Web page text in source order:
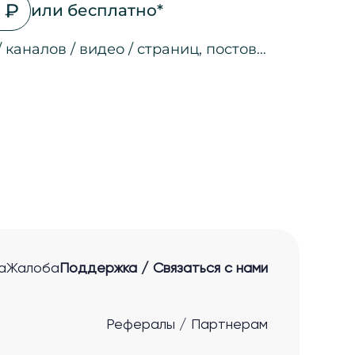
₽ или бесплатно*
каналов / видео / страниц, постов…
Жалоба Поддержка / Связаться с нами
Рефералы / Партнерам